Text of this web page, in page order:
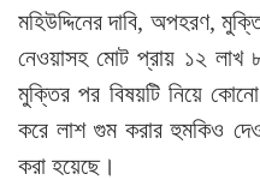
মহিউদ্দিনের দাবি, অপহরণ,
নেওয়াসহ মোট প্রায় ১২ লাখ
মুক্তির পর বিষয়টি নিয়ে
করে লাশ গুম করার হুমকিও
করা হয়েছে।